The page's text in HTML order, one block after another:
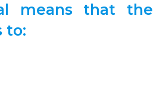
means that the
to: